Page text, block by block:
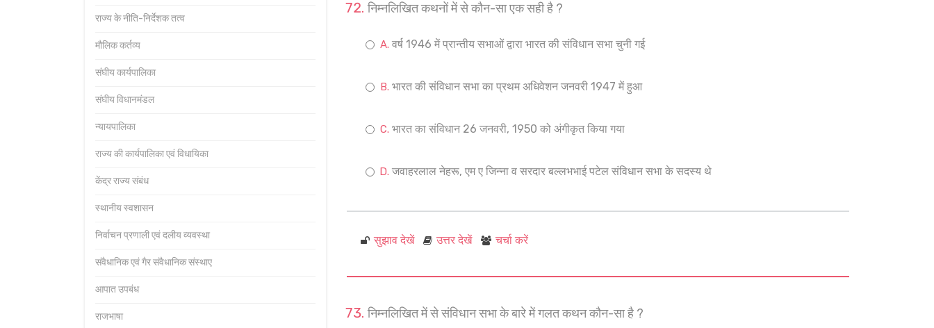
राज्य के नीति-निर्देशक तत्व
मौलिक कर्तव्य
संघीय कार्यपालिका
संघीय विधानमंडल
न्यायपालिका
राज्य की कार्यपालिका एवं विधायिका
केंद्र राज्य संबंध
स्थानीय स्वशासन
निर्वाचन प्रणाली एवं दलीय व्यवस्था
संवैधानिक एवं गैर संवैधानिक संस्थाए
आपात उपबंध
राजभाषा
निम्नलिखित कथनों में से कौन-सा एक सही है ?
वर्ष 1946 में प्रान्तीय सभाओं द्वारा भारत की संविधान सभा चुनी गई
भारत की संविधान सभा का प्रथम अधिवेशन जनवरी 1947 में हुआ
भारत का संविधान 26 जनवरी, 1950 को अंगीकृत किया गया
जवाहरलाल नेहरू, एम ए जिन्ना व सरदार बल्लभभाई पटेल संविधान सभा के सदस्य थे
सुझाव देखें उत्तर देखें चर्चा करें
निम्नलिखित में से संविधान सभा के बारे में गलत कथन कौन-सा है ?